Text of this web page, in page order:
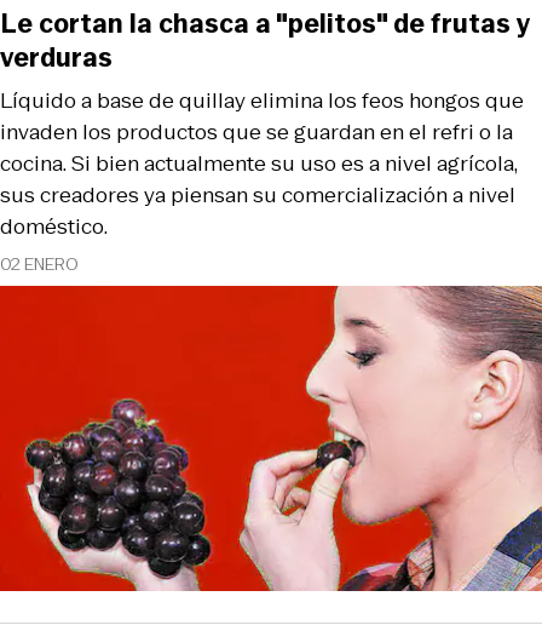
02 ENERO
Líquido a base de quillay elimina los feos hongos que
invaden los productos que se guardan en el refri o la
cocina. Si bien actualmente su uso es a nivel agrícola,
sus creadores ya piensan su comercialización a nivel
doméstico.
Le cortan la chasca a "pelitos" de frutas y
verduras